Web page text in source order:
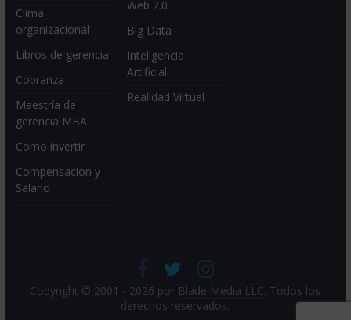
Clima
organizacional
Libros de gerencia
Cobranza
Maestría de
gerencia MBA
Como invertir
Compensacion y
Salario
Web 2.0
Big Data
Inteligencia
Artificial
Realidad Virtual
Copyright © 2001 - 2026 por Blade Media LLC. Todos los
derechos reservados.